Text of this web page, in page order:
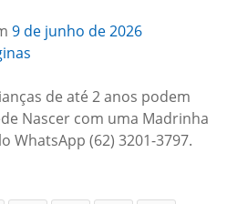
9 de junho de 2026
de até 2 anos podem
Nascer com uma Madrinha
WhatsApp (62) 3201-3797.